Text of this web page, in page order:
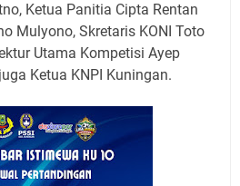
Ketua Panitia Cipta Rentan
Mulyono, Skretaris KONI Toto
Utama Kompetisi Ayep
Ketua KNPI Kuningan.